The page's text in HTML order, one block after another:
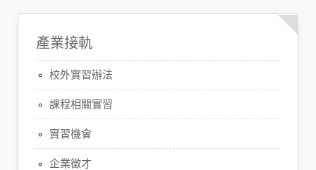
產業接軌
校外實習辦法
課程相關實習
實習機會
企業徵才